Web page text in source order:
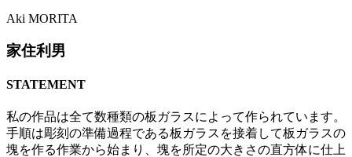
Aki MORITA
家住利男
STATEMENT
私の作品は全て数種類の板ガラスによって作られています。
手順は彫刻の準備過程である板ガラスを接着して板ガラスの
塊を作る作業から始まり、塊を所定の大きさの直方体に仕上